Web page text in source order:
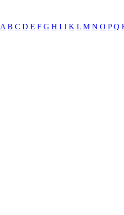
A B C D E F G H I J K L M N O P Q